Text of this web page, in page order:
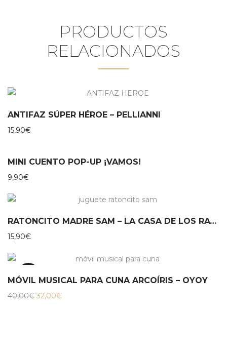
PRODUCTOS
RELACIONADOS
ANTIFAZ SÚPER HÉROE – PELLIANNI
15,90€
MINI CUENTO POP-UP ¡VAMOS!
9,90€
RATONCITO MADRE SAM – LA CASA DE LOS RATONES
15,90€
MÓVIL MUSICAL PARA CUNA ARCOÍRIS – OYOY
40,00€ El
32,00€El